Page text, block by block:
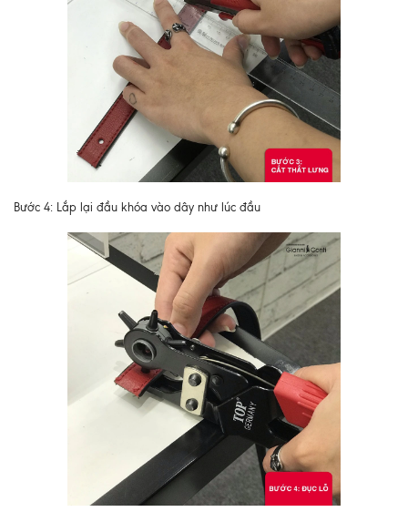
Bước 4: Lắp lại đầu khóa vào dây như lúc đầu